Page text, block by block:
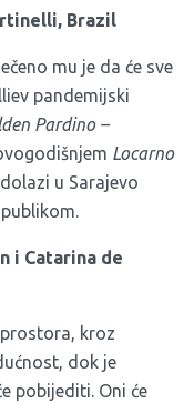
Brazil
mu je da će sve
pandemijski
Pardino –
Locarno
u Sarajevo
i Catarina de
kroz
dok je
pobijediti. Oni će